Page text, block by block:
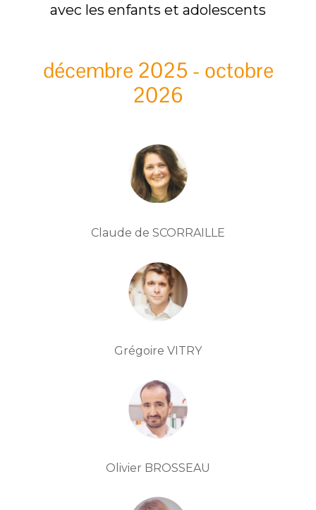
avec les enfants et adolescents
décembre 2025 - octobre
2026
Claude de SCORRAILLE
Grégoire VITRY
Olivier BROSSEAU